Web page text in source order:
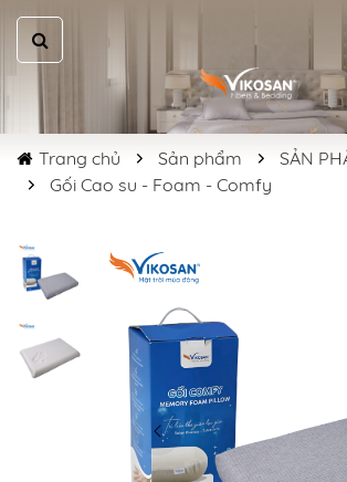
Trang chủ Sản phẩm
SẢN
Gối Cao su - Foam - Comfy